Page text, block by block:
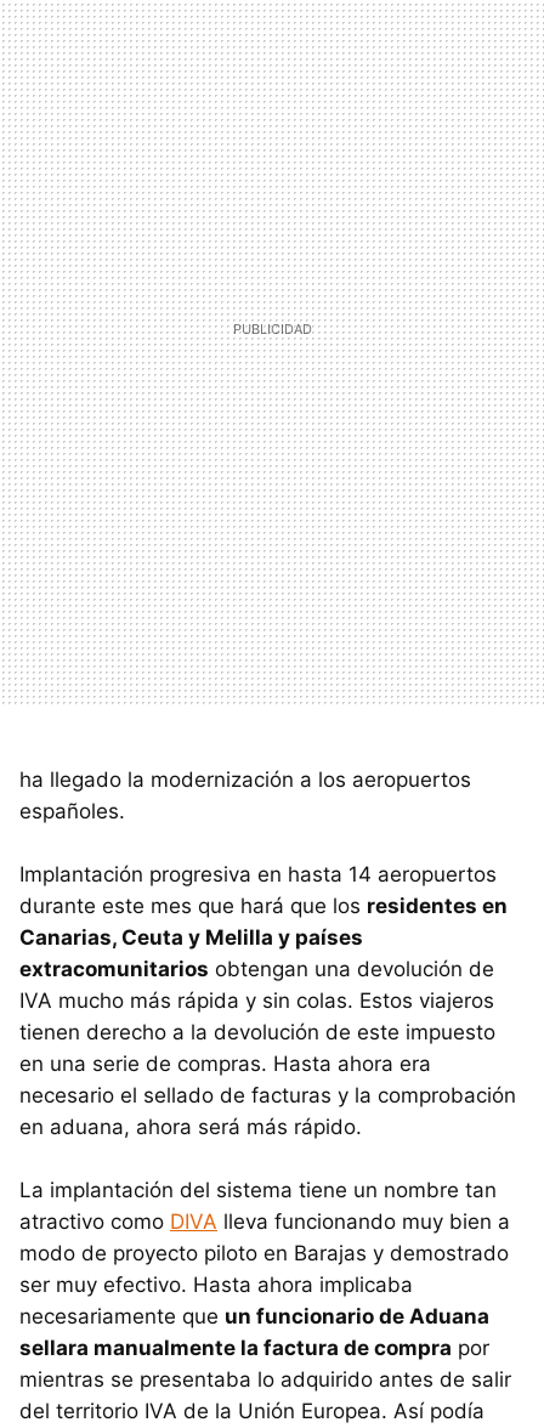
ha llegado la modernización a los aeropuertos
españoles.
Implantación progresiva en hasta 14 aeropuertos
durante este mes que hará que los residentes en
Canarias, Ceuta y Melilla y países
extracomunitarios obtengan una devolución de
IVA mucho más rápida y sin colas. Estos viajeros
tienen derecho a la devolución de este impuesto
en una serie de compras. Hasta ahora era
necesario el sellado de facturas y la comprobación
en aduana, ahora será más rápido.
La implantación del sistema tiene un nombre tan
atractivo como DIVA lleva funcionando muy bien a
modo de proyecto piloto en Barajas y demostrado
ser muy efectivo. Hasta ahora implicaba
necesariamente que un funcionario de Aduana
sellara manualmente la factura de compra por
mientras se presentaba lo adquirido antes de salir
del territorio IVA de la Unión Europea. Así podía